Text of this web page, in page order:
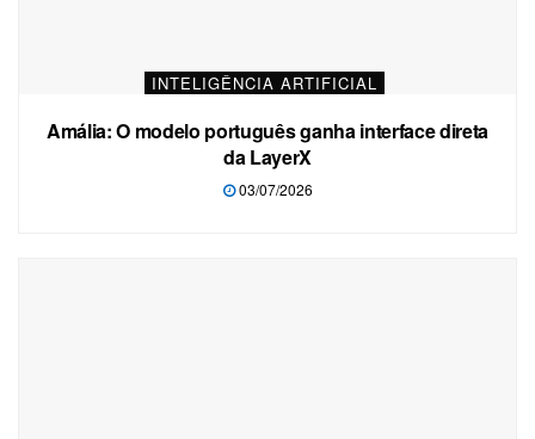
INTELIGÊNCIA ARTIFICIAL
Amália: O modelo português ganha interface direta
da LayerX
03/07/2026